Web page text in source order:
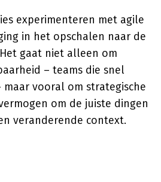
experimenteren met agile
in het opschalen naar de
gaat niet alleen om
– teams die snel
maar vooral om strategische
om de juiste dingen
veranderende context.